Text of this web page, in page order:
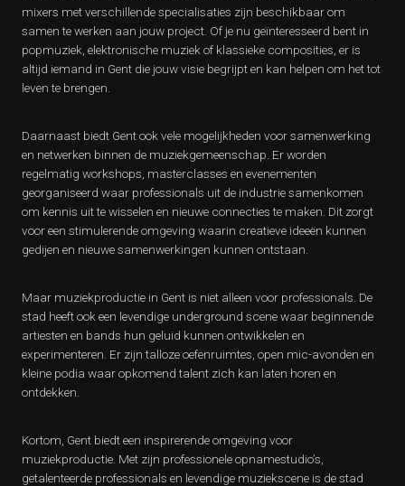
mixers met verschillende specialisaties zijn beschikbaar om
samen te werken aan jouw project. Of je nu geïnteresseerd bent in
popmuziek, elektronische muziek of klassieke composities, er is
altijd iemand in Gent die jouw visie begrijpt en kan helpen om het tot
leven te brengen.
Daarnaast biedt Gent ook vele mogelijkheden voor samenwerking
en netwerken binnen de muziekgemeenschap. Er worden
regelmatig workshops, masterclasses en evenementen
georganiseerd waar professionals uit de industrie samenkomen
om kennis uit te wisselen en nieuwe connecties te maken. Dit zorgt
voor een stimulerende omgeving waarin creatieve ideeën kunnen
gedijen en nieuwe samenwerkingen kunnen ontstaan.
Maar muziekproductie in Gent is niet alleen voor professionals. De
stad heeft ook een levendige underground scene waar beginnende
artiesten en bands hun geluid kunnen ontwikkelen en
experimenteren. Er zijn talloze oefenruimtes, open mic-avonden en
kleine podia waar opkomend talent zich kan laten horen en
ontdekken.
Kortom, Gent biedt een inspirerende omgeving voor
muziekproductie. Met zijn professionele opnamestudio’s,
getalenteerde professionals en levendige muziekscene is de stad